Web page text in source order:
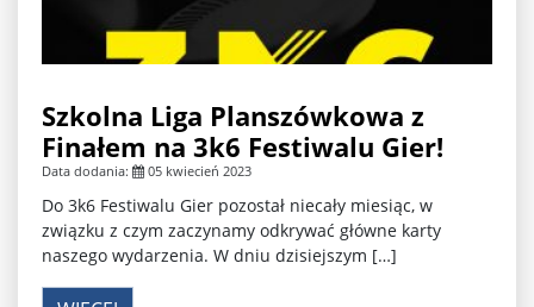
Szkolna Liga Planszówkowa z
Finałem na 3k6 Festiwalu Gier!
Data dodania: 05 kwiecień 2023
Do 3k6 Festiwalu Gier pozostał niecały miesiąc, w
związku z czym zaczynamy odkrywać główne karty
naszego wydarzenia. W dniu dzisiejszym […]